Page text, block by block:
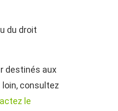
du droit
destinés aux
loin, consultez
le